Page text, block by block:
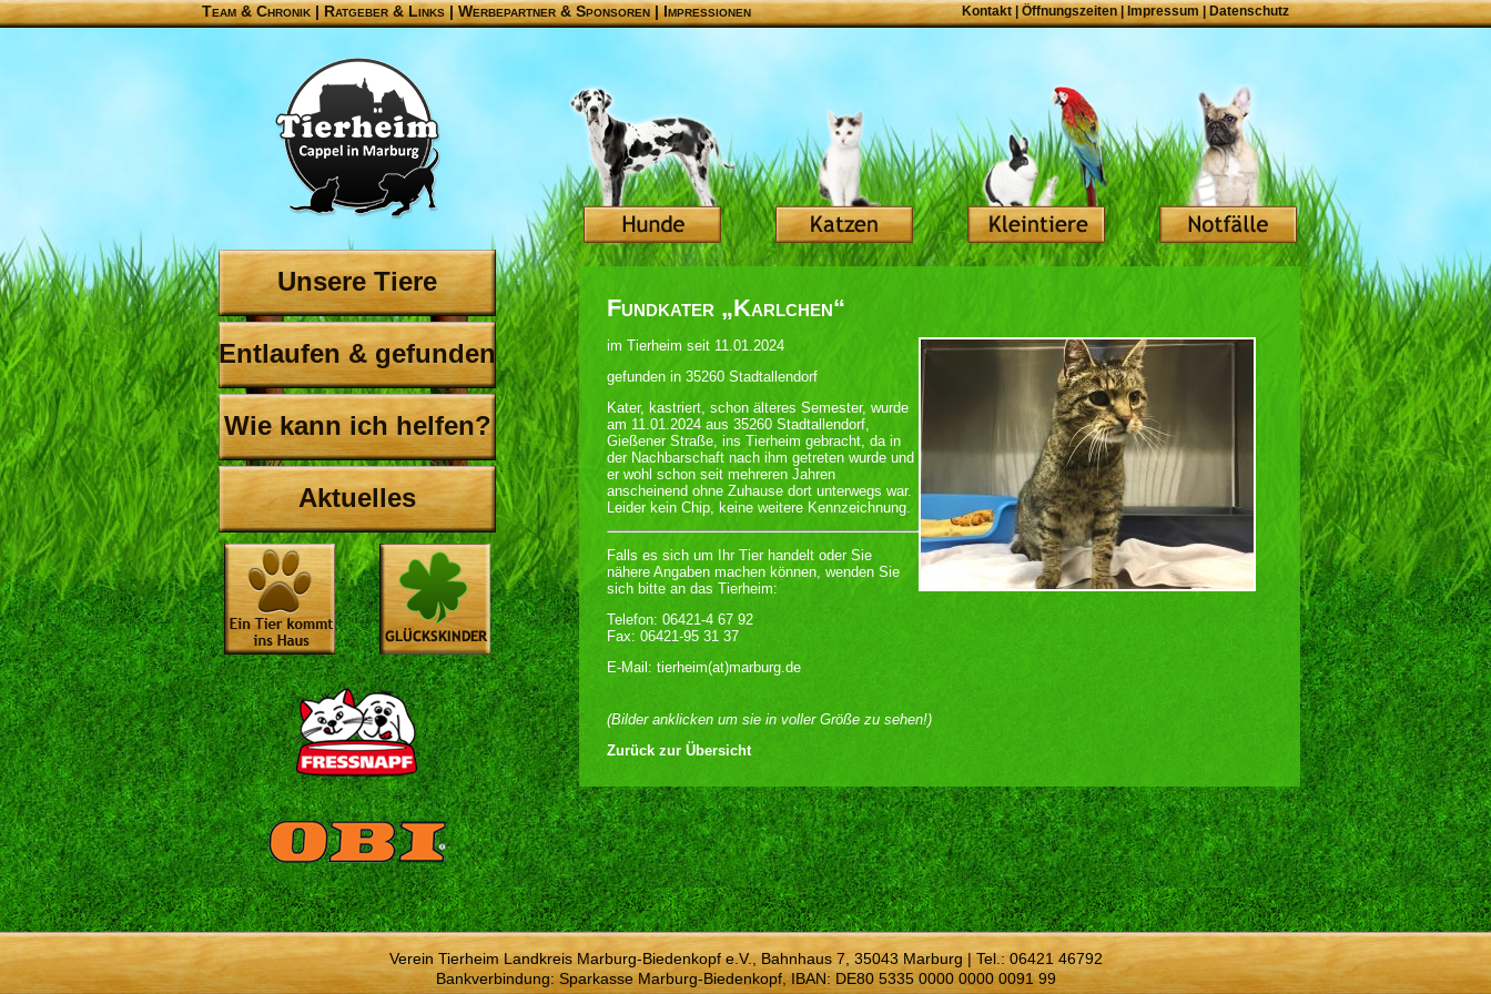
Team & Chronik |Ratgeber & Links|Werbepartner & Sponsoren|Impressionen Kontakt Öffnungszeiten| Impressum|Datenschutz
Unsere Tiere
Entlaufen & gefunden
Wie kann ich helfen?
Aktuelles
Fundkater „Karlchen“
im Tierheim seit 11.01.2024
gefunden in 35260 Stadtallendorf
Kater, kastriert, schon älteres Semester, wurde
am 11.01.2024 aus 35260 Stadtallendorf,
Gießener Straße, ins Tierheim gebracht, da in
der Nachbarschaft nach ihm getreten wurde und
er wohl schon seit mehreren Jahren
anscheinend ohne Zuhause dort unterwegs war.
Leider kein Chip, keine weitere Kennzeichnung.
Falls es sich um Ihr Tier handelt oder Sie
nähere Angaben machen können, wenden Sie
sich bitte an das Tierheim:
Telefon: 06421-4 67 92
Fax: 06421-95 31 37
E-Mail: tierheim(at)marburg.de
(Bilder anklicken um sie in voller Größe zu sehen!)
Zurück zur Übersicht
Verein Tierheim Landkreis Marburg-Biedenkopf e.V., Bahnhaus 7, 35043 Marburg | Tel.: 06421 46792
Bankverbindung: Sparkasse Marburg-Biedenkopf, IBAN: DE80 5335 0000 0000 0091 99